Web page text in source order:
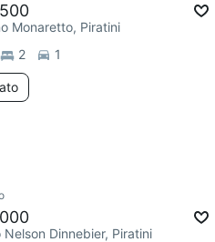
Monaretto, Piratini
2 1
Nelson Dinnebier, Piratini